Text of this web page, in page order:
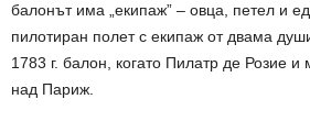
балонът има „екипаж” – овца, петел и
пилотиран полет с екипаж от двама
1783 г. балон, когато Пилатр де Розие и
над Париж.